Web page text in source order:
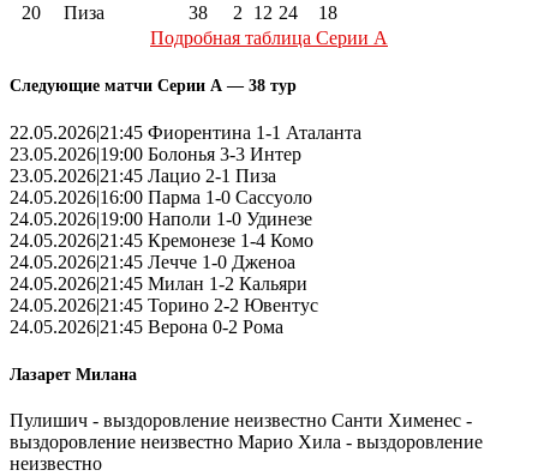
20
Пиза 38 2 12 24
18
Подробная таблица Серии А
Следующие матчи Серии А — 38 тур
22.05.2026|21:45 Фиорентина 1-1 Аталанта
23.05.2026|19:00 Болонья 3-3 Интер
23.05.2026|21:45 Лацио 2-1 Пиза
24.05.2026|16:00 Парма 1-0 Сассуоло
24.05.2026|19:00 Наполи 1-0 Удинезе
24.05.2026|21:45 Кремонезе 1-4 Комо
24.05.2026|21:45 Лечче 1-0 Дженоа
24.05.2026|21:45 Милан 1-2 Кальяри
24.05.2026|21:45 Торино 2-2 Ювентус
24.05.2026|21:45 Верона 0-2 Рома
Лазарет Милана
Пулишич - выздоровление неизвестно Санти Хименес -
выздоровление неизвестно Марио Хила - выздоровление
неизвестно